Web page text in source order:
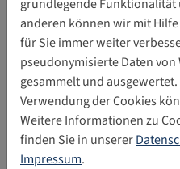
Kinder- und
auf eine sichere
In den vergangenen
„Kinderschutz und
der Stiftung Digitale
Europäische
zum Digital Fairness
grundlegende Funktionalität
anderen können wir mit
für Sie immer weiter
pseudonymisierte Daten
gesammelt und
Verwendung der Cookies
Weitere Informationen zu
finden Sie in unserer
Impressum.